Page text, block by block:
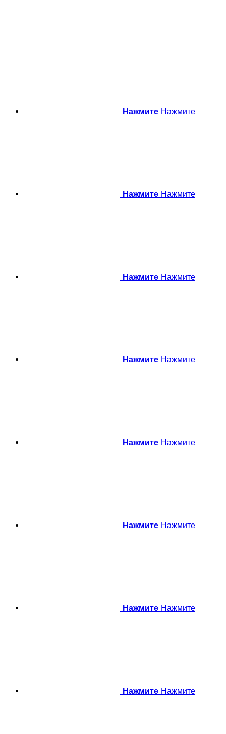
Нажмите Нажмите
Нажмите Нажмите
Нажмите Нажмите
Нажмите Нажмите
Нажмите Нажмите
Нажмите Нажмите
Нажмите Нажмите
Нажмите Нажмите